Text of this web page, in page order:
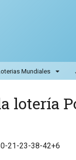
Mundiales
lotería
21-23-38-42+6